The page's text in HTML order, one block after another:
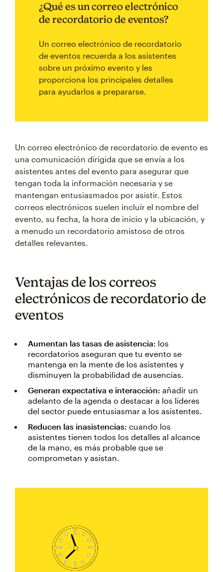
¿Qué es un correo electrónico
de recordatorio de eventos?
Un correo electrónico de recordatorio
de eventos recuerda a los asistentes
sobre un próximo evento y les
proporciona los principales detalles
para ayudarlos a prepararse.
Un correo electrónico de recordatorio de evento es
una comunicación dirigida que se envía a los
asistentes antes del evento para asegurar que
tengan toda la información necesaria y se
mantengan entusiasmados por asistir. Estos
correos electrónicos suelen incluir el nombre del
evento, su fecha, la hora de inicio y la ubicación, y
a menudo un recordatorio amistoso de otros
detalles relevantes.
Ventajas de los correos
electrónicos de recordatorio de
eventos
Aumentan las tasas de asistencia: los
recordatorios aseguran que tu evento se
mantenga en la mente de los asistentes y
disminuyen la probabilidad de ausencias.
Generan expectativa e interacción: añadir un
adelanto de la agenda o destacar a los líderes
del sector puede entusiasmar a los asistentes.
Reducen las inasistencias: cuando los
asistentes tienen todos los detalles al alcance
de la mano, es más probable que se
comprometan y asistan.